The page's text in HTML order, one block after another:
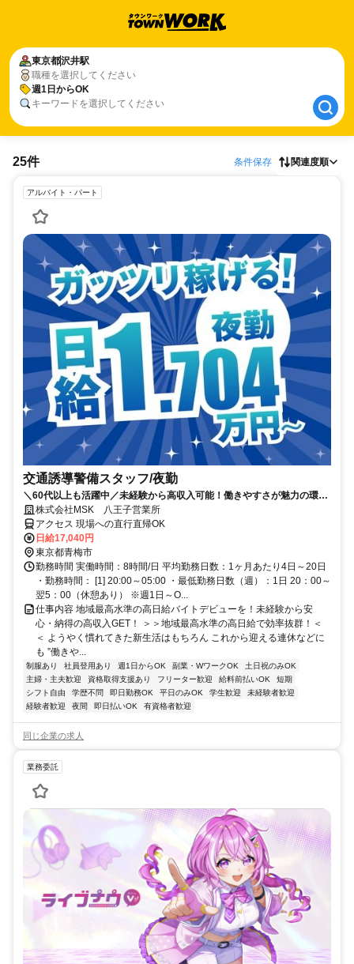
東京都沢井駅
職種を選択してください
週1日からOK
キーワードを選択してください
東京都沢井駅
週1日からOK
25件 条件保存 関連度順
アルバイト・パート
交通誘導警備スタッフ/夜勤
＼60代以上も活躍中／未経験から高収入可能！働きやすさが魅力の環境
で警備員デビューをしませんか！【月収34万円以上可能！日払いも
OK！】勤務3日前迄シフト申請が可能です！週1日～・短期もOK！あな
たのライフスタイルに合わせてお仕事しませんか！未経験者大歓迎！年
代幅広く活躍しています。
株式会社MSK 八王子営業所
アクセス 現場への直行直帰OK
日給17,040円
東京都青梅市
勤務時間 実働時間：8時間/日 平均勤務日数：1ヶ月あたり4日～20日
・勤務時間： [1] 20:00～05:00 ・最低勤務日数（週）：1日 20：00～
翌5：00（休憩あり） ※週1日～O...
仕事内容 地域最高水準の高日給バイトデビューを！未経験から安
心・納得の高収入GET！ ＞＞地域最高水準の高日給で効率抜群！＜
＜ ようやく慣れてきた新生活はもちろん これから迎える連休などに
も ”働きや...
制服あり 社員登用あり 週1日からOK 副業・WワークOK
土日祝のみOK
主婦・主夫歓迎
資格取得支援あり フリーター歓迎 給料前払いOK
短期
シフト自由
学歴不問 即日勤務OK 平日のみOK 学生歓迎
未経験者歓迎
経験者歓迎
夜間 即日払いOK 有資格者歓迎
同じ企業の求人
業務委託